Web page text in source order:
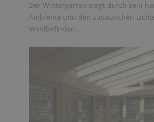
Der Wintergarten sorgt durch sein
Ambiente und den zusätzlichen
Wohlbefinden.